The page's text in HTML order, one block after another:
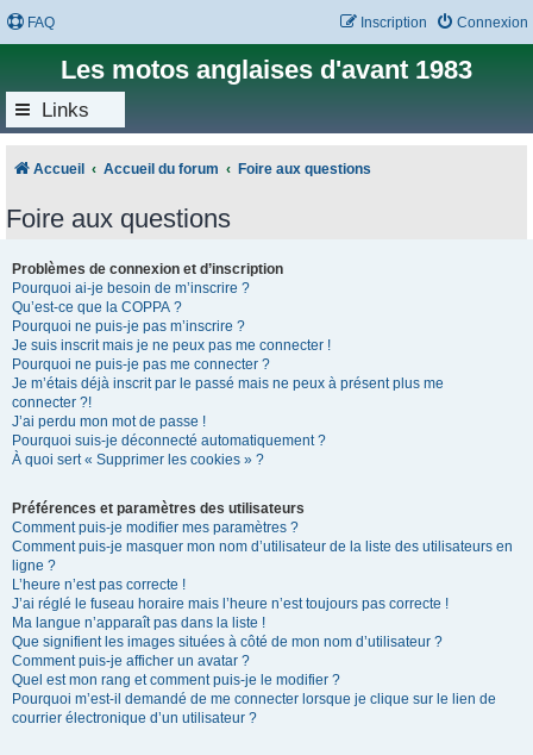
FAQ Connexion
Inscription
Les motos anglaises d'avant 1983
Links
Accueil Accueil du forum Foire aux questions
Foire aux questions
Problèmes de connexion et d’inscription
Pourquoi ai-je besoin de m’inscrire ?
Qu’est-ce que la COPPA ?
Pourquoi ne puis-je pas m’inscrire ?
Je suis inscrit mais je ne peux pas me connecter !
Pourquoi ne puis-je pas me connecter ?
Je m’étais déjà inscrit par le passé mais ne peux à présent plus me
connecter ?!
J’ai perdu mon mot de passe !
Pourquoi suis-je déconnecté automatiquement ?
À quoi sert « Supprimer les cookies » ?
Préférences et paramètres des utilisateurs
Comment puis-je modifier mes paramètres ?
Comment puis-je masquer mon nom d’utilisateur de la liste des utilisateurs en
ligne ?
L’heure n’est pas correcte !
J’ai réglé le fuseau horaire mais l’heure n’est toujours pas correcte !
Ma langue n’apparaît pas dans la liste !
Que signifient les images situées à côté de mon nom d’utilisateur ?
Comment puis-je afficher un avatar ?
Quel est mon rang et comment puis-je le modifier ?
Pourquoi m’est-il demandé de me connecter lorsque je clique sur le lien de
courrier électronique d’un utilisateur ?